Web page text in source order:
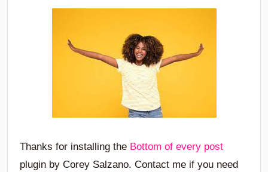
Thanks for installing the Bottom of every post
plugin by Corey Salzano. Contact me if you need